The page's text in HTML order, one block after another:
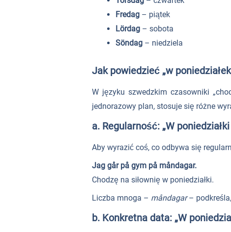
Fredag – piątek
Lördag – sobota
Söndag – niedziela
Jak powiedzieć „w
W języku szwedzkim czasowniki
jednorazowy plan, stosuje się różne
a. Regularność: „W
Aby wyrazić coś, co odbywa się
Jag går på gym på måndagar.
Chodzę na siłownię w poniedziałki.
Liczba mnoga – måndagar–
b. Konkretna data: „W